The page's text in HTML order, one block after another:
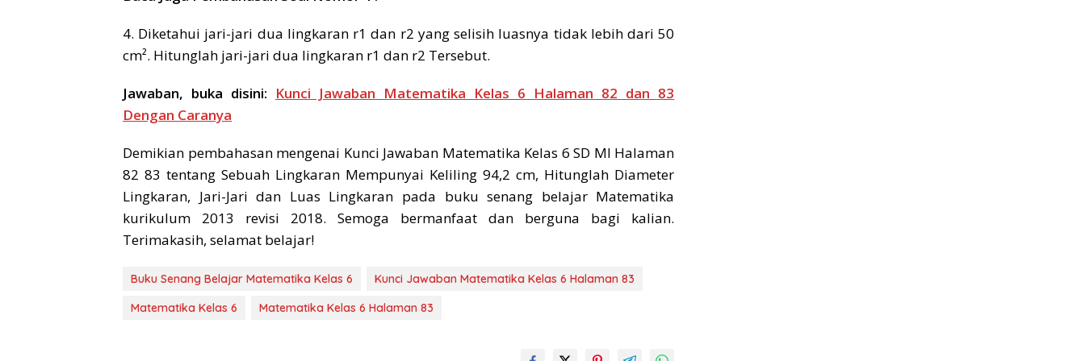
4. Diketahui jari-jari dua lingkaran r1 dan r2 yang selisih luasnya tidak lebih dari 50
cm². Hitunglah jari-jari dua lingkaran r1 dan r2 Tersebut.
Jawaban, buka disini: Kunci Jawaban Matematika Kelas 6 Halaman 82 dan 83
Dengan Caranya
Demikian pembahasan mengenai Kunci Jawaban Matematika Kelas 6 SD MI Halaman
82 83 tentang Sebuah Lingkaran Mempunyai Keliling 94,2 cm, Hitunglah Diameter
Lingkaran, Jari-Jari dan Luas Lingkaran pada buku senang belajar Matematika
kurikulum 2013 revisi 2018. Semoga bermanfaat dan berguna bagi kalian.
Terimakasih, selamat belajar!
Buku Senang Belajar Matematika Kelas 6
Kunci Jawaban Matematika Kelas 6 Halaman 83
Matematika Kelas 6
Matematika Kelas 6 Halaman 83